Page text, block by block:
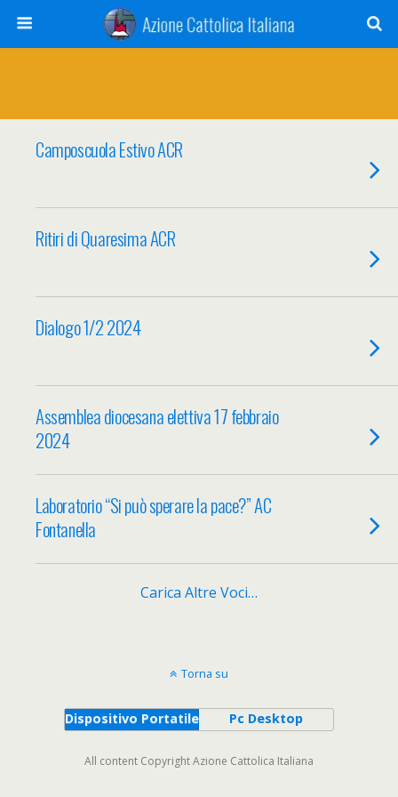
Camposcuola Estivo ACR
Ritiri di Quaresima ACR
Dialogo 1/2 2024
Assemblea diocesana elettiva 17 febbraio
2024
Laboratorio “Si può sperare la pace?” AC
Fontanella
Carica Altre Voci…
Torna su
Dispositivo Portatile Pc Desktop
All content Copyright Azione Cattolica Italiana